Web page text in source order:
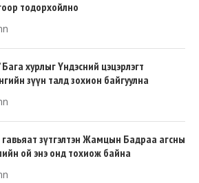
тодорхойлно
Бага хурлыг Үндэсний цэцэрлэгт
зүүн талд зохион байгуулна
зүтгэлтэн Жамцын Бадраа агсны
ой энэ онд тохиож байна